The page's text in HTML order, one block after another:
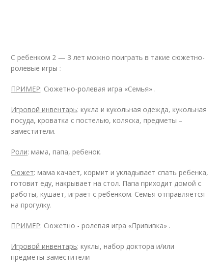
С ребенком 2 — 3 лет можно поиграть в такие сюжетно-
ролевые игры :
ПРИМЕР: Сюжетно-ролевая игра «Семья» .
Игровой инвентарь: кукла и кукольная одежда, кукольная
посуда, кроватка с постелью, коляска, предметы –
заместители.
Роли: мама, папа, ребенок.
Сюжет: мама качает, кормит и укладывает спать ребенка,
готовит еду, накрывает на стол. Папа приходит домой с
работы, кушает, играет с ребенком. Семья отправляется
на прогулку.
ПРИМЕР: Сюжетно - ролевая игра «Прививка» .
Игровой инвентарь: куклы, набор доктора и/или
предметы-заместители